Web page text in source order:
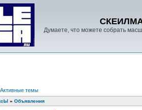
Думаете, что можете собрать
Активные темы
» Объявления